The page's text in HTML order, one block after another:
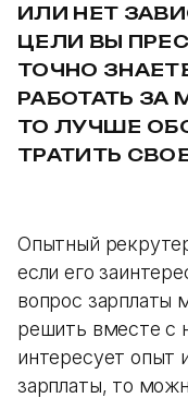
ИЛИ НЕТ
ЦЕЛИ ВЫ
ТОЧНО
РАБОТАТЬ ЗА
ТО ЛУЧШЕ
ТРАТИТЬ
Опытный
если его
вопрос зарплаты
решить вместе с
интересует опыт
зарплаты, то